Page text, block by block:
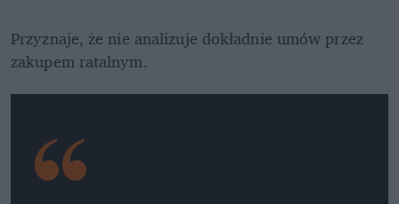
Przyznaje, że nie analizuje dokładnie umów przez
zakupem ratalnym.